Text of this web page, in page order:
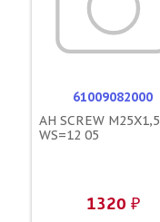
61009082000
AH SCREW M25X1,5
WS=12 05
1320 ₽